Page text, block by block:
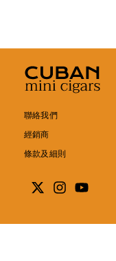
H
a
v
an
a
H
o
u
s
150
電
頁
L
地
址
話
聯絡我們
經銷商
條款及細則